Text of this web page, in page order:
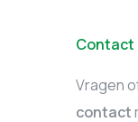
Contact
Vragen
contact